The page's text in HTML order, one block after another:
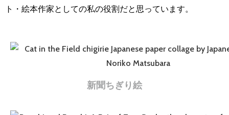
ト・絵本作家としての私の役割だと思っています。
新聞ちぎり絵